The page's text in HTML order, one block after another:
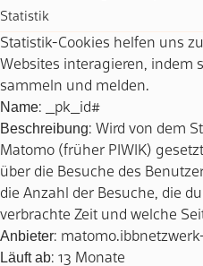
Statistik
Statistik-Cookies helfen uns
Websites interagieren, indem
sammeln und melden.
Name: _pk_id#
Beschreibung: Wird von dem
Matomo (früher PIWIK)
über die Besuche des
die Anzahl der Besuche, die
verbrachte Zeit und welche
Anbieter:
Läuft ab: 13 Monate